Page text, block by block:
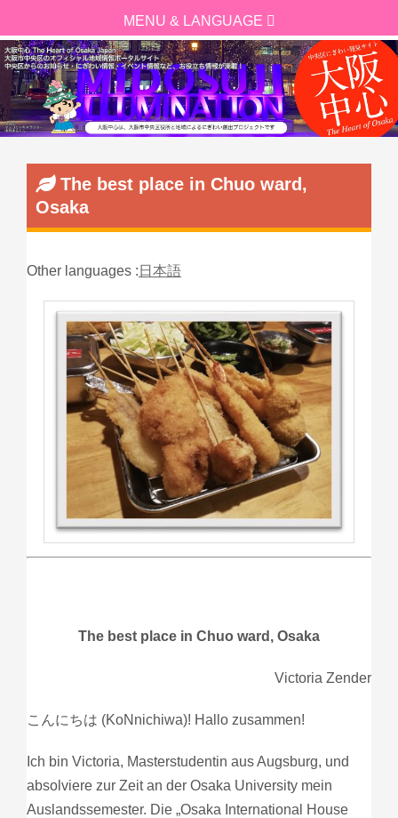
The best place in Chuo ward,
Osaka
Other languages : 日本語
The best place in Chuo ward, Osaka
Victoria Zender
こんにちは (KoNnichiwa)! Hallo zusammen!
Ich bin Victoria, Masterstudentin aus Augsburg, und
absolviere zur Zeit an der Osaka University mein
Auslandssemester. Die „Osaka International House